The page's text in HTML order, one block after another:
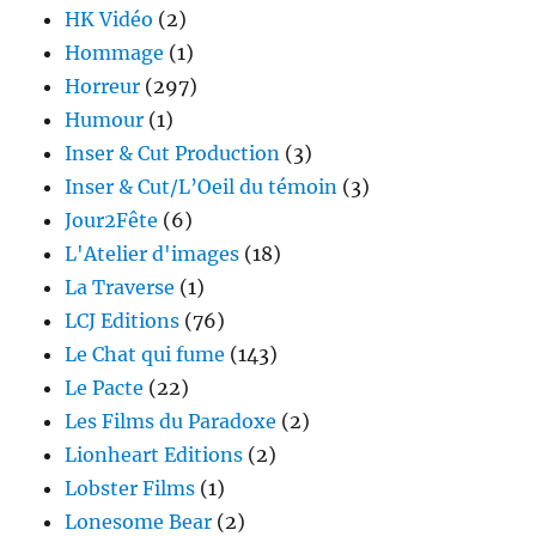
HK Vidéo (2)
Hommage (1)
Horreur (297)
Humour (1)
Inser & Cut Production (3)
Inser & Cut/L’Oeil du témoin (3)
Jour2Fête (6)
L'Atelier d'images (18)
La Traverse (1)
LCJ Editions (76)
Le Chat qui fume (143)
Le Pacte (22)
Les Films du Paradoxe (2)
Lionheart Editions (2)
Lobster Films (1)
Lonesome Bear (2)